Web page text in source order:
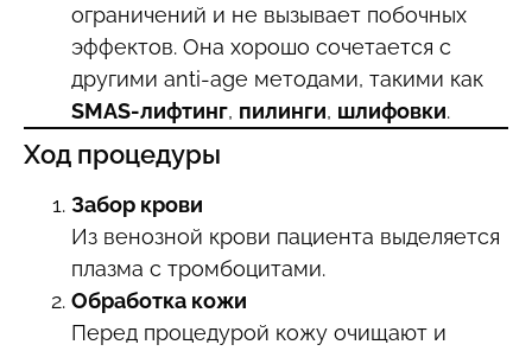
ограничений и не вызывает побочных
эффектов. Она хорошо сочетается с
другими anti-age методами, такими как
SMAS-лифтинг, пилинги, шлифовки.
Ход процедуры
Забор крови
Из венозной крови пациента выделяется
плазма с тромбоцитами.
Обработка кожи
Перед процедурой кожу очищают и